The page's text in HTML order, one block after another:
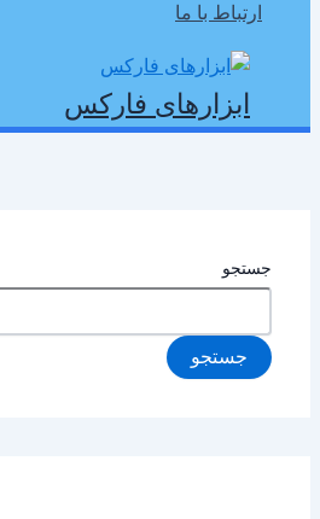
ارتباط با ما
ابزارهای فارکس
جستجو
جستجو